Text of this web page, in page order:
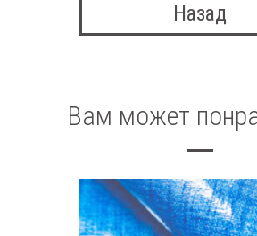
Назад
Вам может